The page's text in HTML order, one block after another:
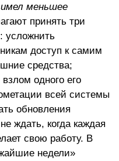
меньшее
принять три
доступ к самим
средства;
одного его
всей системы
обновления
ждать, когда каждая
свою работу. В
недели»